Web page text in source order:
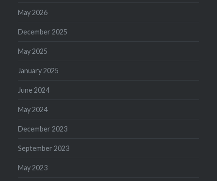
May 2026
December 2025
May 2025
January 2025
June 2024
May 2024
December 2023
September 2023
May 2023